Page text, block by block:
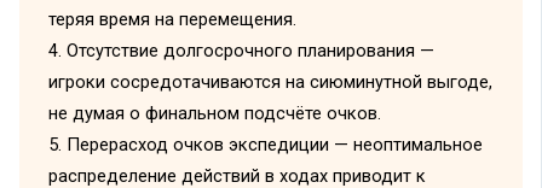
теряя время на перемещения.
4. Отсутствие долгосрочного планирования —
игроки сосредотачиваются на сиюминутной выгоде,
не думая о финальном подсчёте очков.
5. Перерасход очков экспедиции — неоптимальное
распределение действий в ходах приводит к